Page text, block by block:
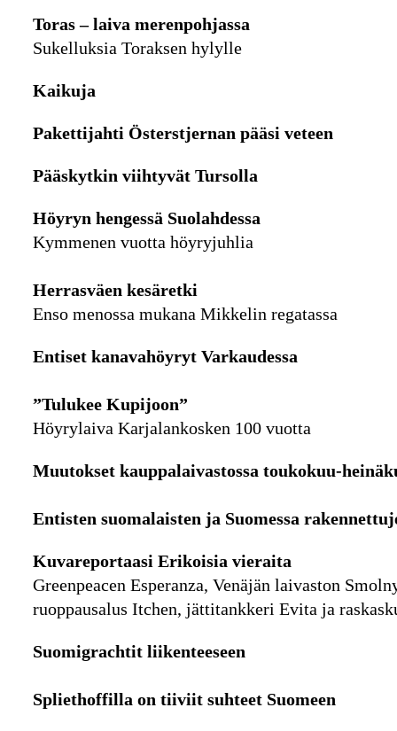
Toras – laiva merenpohjassa
Sukelluksia Toraksen hylylle
Kaikuja
Pakettijahti Österstjernan pääsi veteen
Pääskytkin viihtyvät Tursolla
Höyryn hengessä Suolahdessa
Kymmenen vuotta höyryjuhlia
Herrasväen kesäretki
Enso menossa mukana Mikkelin regatassa
Entiset kanavahöyryt Varkaudessa
”Tulukee Kupijoon”
Höyrylaiva Karjalankosken 100 vuotta
Muutokset kauppalaivastossa toukokuu-
Entisten suomalaisten ja Suomessa
Kuvareportaasi Erikoisia vieraita
Greenpeacen Esperanza, Venäjän laivaston
ruoppausalus Itchen, jättitankkeri Evita ja
Suomigrachtit liikenteeseen
Spliethoffilla on tiiviit suhteet Suomeen